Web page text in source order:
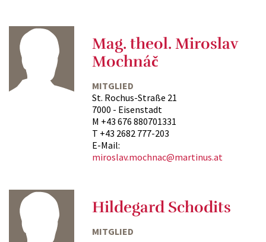
Mag. theol. Miroslav
Mochnáč
MITGLIED
St. Rochus-Straße 21
7000 - Eisenstadt
M +43 676 880701331
T +43 2682 777-203
E-Mail:
miroslav.mochnac@martinus.at
Hildegard Schodits
MITGLIED